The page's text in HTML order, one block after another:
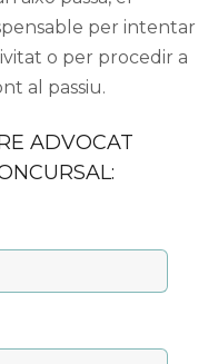
per intentar
o per procedir a
al passiu.
ADVOCAT